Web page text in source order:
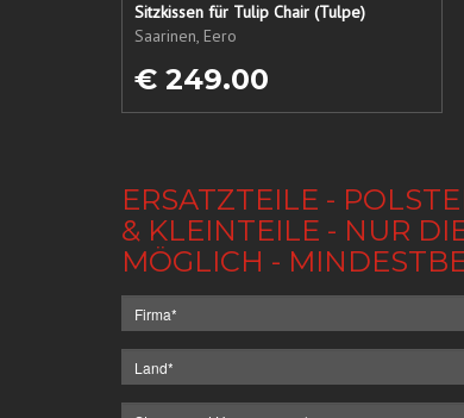
Sitzkissen für Tulip Chair (Tulpe)
Saarinen, Eero
€ 249.00
ERSATZTEILE -
& KLEINTEILE - NUR
MÖGLICH -